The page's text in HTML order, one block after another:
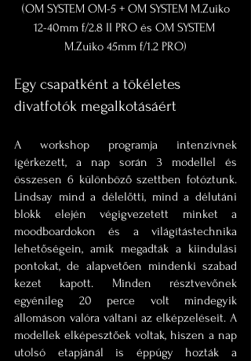
(OM SYSTEM OM-5 + OM SYSTEM M.Zuiko
12-40mm f/2.8 II PRO és OM SYSTEM
M.Zuiko 45mm f/1.2 PRO)
Egy csapatként a tökéletes
divatfotók megalkotásáért
A workshop programja intenzívnek
ígérkezett, a nap során 3 modellel és
összesen 6 különböző szettben fotóztunk.
Lindsay mind a délelőtti, mind a délutáni
blokk elején végigvezetett minket a
moodboardokon és a világítástechnika
lehetőségein, amik megadták a kiindulási
pontokat, de alapvetően mindenki szabad
kezet kapott. Minden résztvevőnek
egyénileg 20 perce volt mindegyik
állomáson valóra váltani az elképzeléseit. A
modellek elképesztőek voltak, hiszen a nap
utolsó etapjánál is éppúgy hozták a